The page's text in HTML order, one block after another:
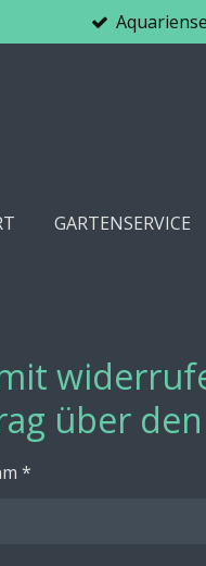
GARTENSERVICE
über
*